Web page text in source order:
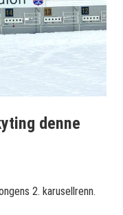
denne
2. karusellrenn.